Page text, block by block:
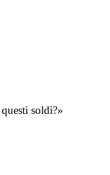
soldi?»